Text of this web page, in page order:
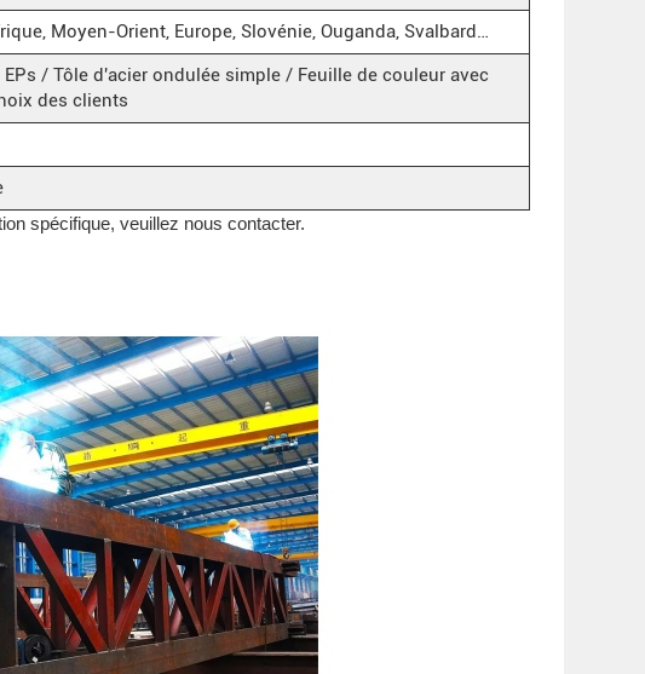
Moyen-Orient, Europe, Slovénie, Ouganda, Svalbard…
/ Tôle d'acier ondulée simple / Feuille de couleur avec
des clients
spécifique, veuillez nous contacter.